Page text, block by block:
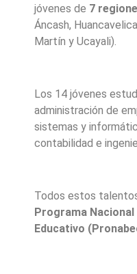
jóvenes de 7
Áncash,
Martín y Ucayali).
Los 14 jóvenes
administración de
sistemas y
contabilidad e
Todos estos
Programa
Educativo